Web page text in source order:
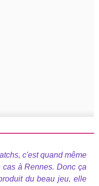
c'est quand même
à Rennes. Donc ça
du beau jeu, elle